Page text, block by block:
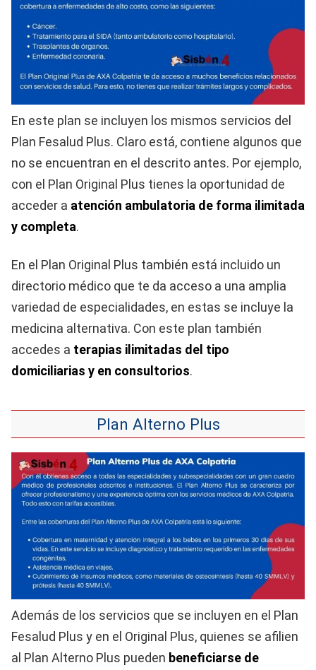
En este plan se incluyen los mismos servicios del
Plan Fesalud Plus. Claro está, contiene algunos que
no se encuentran en el descrito antes. Por ejemplo,
con el Plan Original Plus tienes la oportunidad de
acceder a atención ambulatoria de forma ilimitada
y completa.
En el Plan Original Plus también está incluido un
directorio médico que te da acceso a una amplia
variedad de especialidades, en estas se incluye la
medicina alternativa. Con este plan también
accedes a terapias ilimitadas del tipo
domiciliarias y en consultorios.
Plan Alterno Plus
Además de los servicios que se incluyen en el Plan
Fesalud Plus y en el Original Plus, quienes se afilien
al Plan Alterno Plus pueden beneficiarse de